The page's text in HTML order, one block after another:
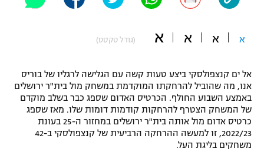
תקנון עבור פעילות אלקטרה
תקנון עבור פעילות ספורט 1 – "מרלן"
גיימינג E-Sports
תנאי שימוש
פוטבול אמריקאי NFL
בייסבול MLB
ספורט אתגרי ואקסטרים
א א א א (גודל טקסט)
אל ים קנצפולסקי ביצע טעות קשה עם הגלישה לרגליו של בוריס
אנו, מה שהוביל להרחקתו המוקדמת במשחק מול בית"ר ירושלים
באמצע השבוע החולף. הכרטיס האדום שספג כבר בשלב מוקדם
של המשחק הצטרף להרחקות קודמות דומות שלו. מאז שספג
כרטיס אדום מול אותה בית"ר ירושלים במחזור ה-25 בעונת
2022/23, זו למעשה ההרחקה הרביעית של קנצפולסקי ב-42
משחקים בליגת העל.